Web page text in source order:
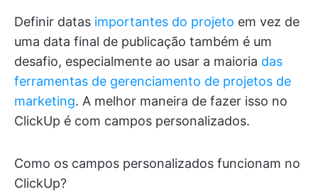
Definir datas importantes do projeto em vez de
uma data final de publicação também é um
desafio, especialmente ao usar a maioria das
ferramentas de gerenciamento de projetos de
marketing. A melhor maneira de fazer isso no
ClickUp é com campos personalizados.
Como os campos personalizados funcionam no
ClickUp?